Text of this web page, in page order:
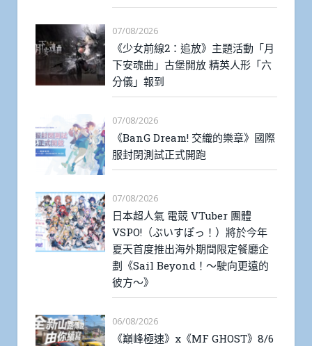
07/08/2026
《少女前線2：追放》主題活動「月
下安魂曲」古堡開放 精英人形「六
分儀」報到
07/08/2026
《BanG Dream! 交織的樂章》國際
服封閉測試正式開跑
07/08/2026
日本超人氣 電競 VTuber 團體
VSPO!（ぶいすぽっ！）將於今年
夏天首度推出海外期間限定餐廳企
劃《Sail Beyond！～駛向更遠的
彼方～》
06/08/2026
《巔峰極速》x《MF GHOST》8/6